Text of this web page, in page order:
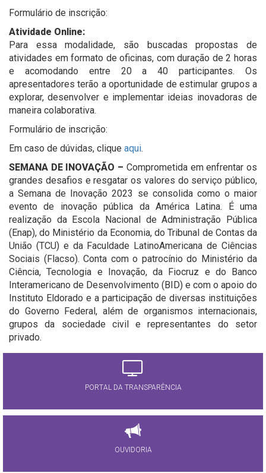
Formulário de inscrição:
Atividade Online:
Para essa modalidade, são buscadas propostas de
atividades em formato de oficinas, com duração de 2 horas
e acomodando entre 20 a 40 participantes. Os
apresentadores terão a oportunidade de estimular grupos a
explorar, desenvolver e implementar ideias inovadoras de
maneira colaborativa.
Formulário de inscrição:
Em caso de dúvidas, clique aqui.
SEMANA DE INOVAÇÃO – Comprometida em enfrentar os
grandes desafios e resgatar os valores do serviço público,
a Semana de Inovação 2023 se consolida como o maior
evento de inovação pública da América Latina. É uma
realização da Escola Nacional de Administração Pública
(Enap), do Ministério da Economia, do Tribunal de Contas da
União (TCU) e da Faculdade LatinoAmericana de Ciências
Sociais (Flacso). Conta com o patrocínio do Ministério da
Ciência, Tecnologia e Inovação, da Fiocruz e do Banco
Interamericano de Desenvolvimento (BID) e com o apoio do
Instituto Eldorado e a participação de diversas instituições
do Governo Federal, além de organismos internacionais,
grupos da sociedade civil e representantes do setor
privado.
PORTAL DA TRANSPARÊNCIA
OUVIDORIA